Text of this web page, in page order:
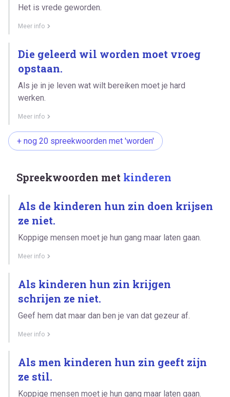
Het is vrede geworden.
Meer info
Die geleerd wil worden moet vroeg
opstaan.
Als je in je leven wat wilt bereiken moet je hard
werken.
Meer info
+ nog 20 spreekwoorden met 'worden'
Spreekwoorden met kinderen
Als de kinderen hun zin doen krijsen
ze niet.
Koppige mensen moet je hun gang maar laten gaan.
Meer info
Als kinderen hun zin krijgen
schrijen ze niet.
Geef hem dat maar dan ben je van dat gezeur af.
Meer info
Als men kinderen hun zin geeft zijn
ze stil.
Koppige mensen moet je hun gang maar laten gaan.